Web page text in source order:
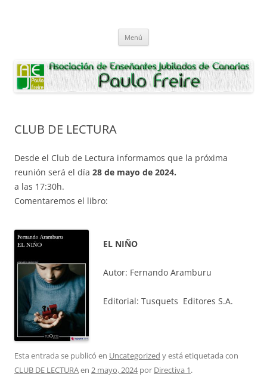
Paulo Freire
Menú
CLUB DE LECTURA
Desde el Club de Lectura informamos que la próxima
reunión será el día 28 de mayo de 2024.
a las 17:30h.
Comentaremos el libro:
EL NIÑO
Autor: Fernando Aramburu
Editorial: Tusquets Editores S.A.
Esta entrada se publicó en Uncategorized y está etiquetada con
CLUB DE LECTURAen 2 mayo, 2024por Directiva 1.